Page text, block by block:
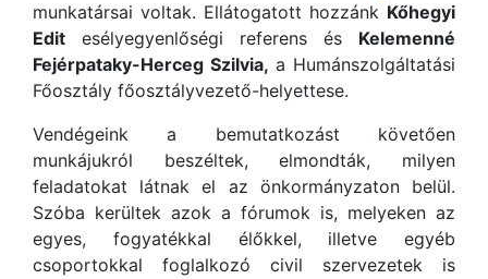
munkatársai voltak. Ellátogatott hozzánk Kőhegyi
Edit esélyegyenlőségi referens és Kelemenné
Fejérpataky-Herceg Szilvia, a Humánszolgáltatási
Főosztály főosztályvezető-helyettese.
Vendégeink a bemutatkozást követően
munkájukról beszéltek, elmondták, milyen
feladatokat látnak el az önkormányzaton belül.
Szóba kerültek azok a fórumok is, melyeken az
egyes, fogyatékkal élőkkel, illetve egyéb
csoportokkal foglalkozó civil szervezetek is